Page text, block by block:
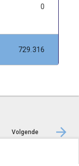
0
729.316
Volgende